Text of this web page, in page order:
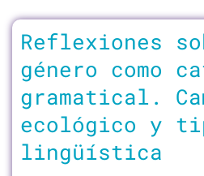
Reflexiones
género como
gramatical.
ecológico y
lingüística